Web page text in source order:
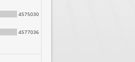
4575030
4577036